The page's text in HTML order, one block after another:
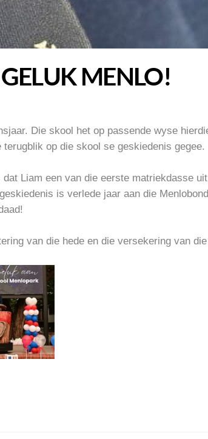
MENLO!
Die skool het op passende wyse
op die skool se geskiedenis gegee.
Liam een van die eerste matriekdasse
is verlede jaar aan die
van die hede en die versekering van